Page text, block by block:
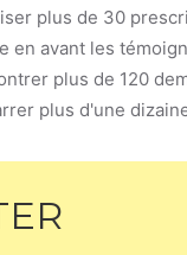
plus de 30
en avant les
plus de 120
plus d'une